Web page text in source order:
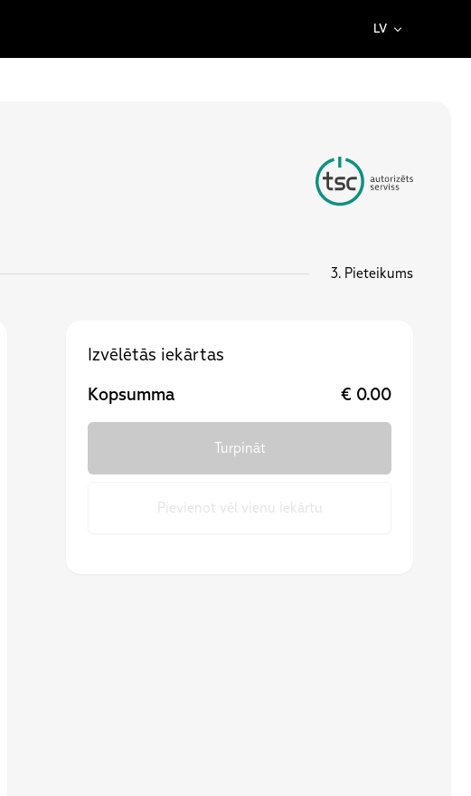
LV
3. Pieteikums
Izvēlētās iekārtas
Kopsumma
€ 0.00
Turpināt
Pievienot vēl vienu iekārtu